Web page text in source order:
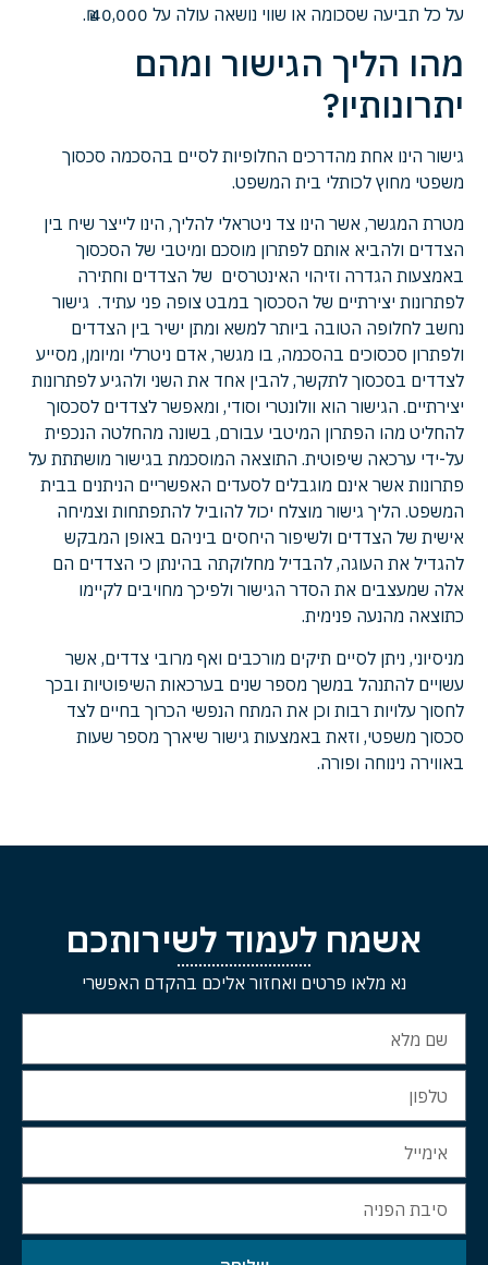
על כל תביעה שסכומה או שווי נושאה עולה על 40,000 ₪.
מהו הליך הגישור ומהם
יתרונותיו?
גישור הינו אחת מהדרכים החלופיות לסיים בהסכמה סכסוך
משפטי מחוץ לכותלי בית המשפט.
מטרת המגשר, אשר הינו צד ניטראלי להליך, הינו לייצר שיח בין
הצדדים ולהביא אותם לפתרון מוסכם ומיטבי של הסכסוך
באמצעות הגדרה וזיהוי האינטרסים של הצדדים וחתירה
לפתרונות יצירתיים של הסכסוך במבט צופה פני עתיד. גישור
נחשב לחלופה הטובה ביותר למשא ומתן ישיר בין הצדדים
ולפתרון סכסוכים בהסכמה, בו מגשר, אדם ניטרלי ומיומן, מסייע
לצדדים בסכסוך לתקשר, להבין אחד את השני ולהגיע לפתרונות
יצירתיים. הגישור הוא וולונטרי וסודי, ומאפשר לצדדים לסכסוך
להחליט מהו הפתרון המיטבי עבורם, בשונה מהחלטה הנכפית
על-ידי ערכאה שיפוטית. התוצאה המוסכמת בגישור מושתתת על
פתרונות אשר אינם מוגבלים לסעדים האפשריים הניתנים בבית
המשפט. הליך גישור מוצלח יכול להוביל להתפתחות וצמיחה
אישית של הצדדים ולשיפור היחסים ביניהם באופן המבקש
להגדיל את העוגה, להבדיל מחלוקתה בהינתן כי הצדדים הם
אלה שמעצבים את הסדר הגישור ולפיכך מחויבים לקיימו
כתוצאה מהנעה פנימית.
מניסיוני, ניתן לסיים תיקים מורכבים ואף מרובי צדדים, אשר
עשויים להתנהל במשך מספר שנים בערכאות השיפוטיות ובכך
לחסוך עלויות רבות וכן את המתח הנפשי הכרוך בחיים לצד
סכסוך משפטי, וזאת באמצעות גישור שיארך מספר שעות
באווירה נינוחה ופורה.
אשמח לעמוד לשירותכם
נא מלאו פרטים ואחזור אליכם בהקדם האפשרי